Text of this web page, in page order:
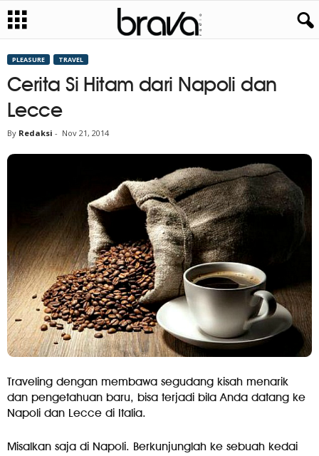
PLEASURE TRAVEL
Cerita Si Hitam dari Napoli dan
Lecce
By Redaksi - Nov 21, 2014
Traveling dengan membawa segudang kisah menarik
dan pengetahuan baru, bisa terjadi bila Anda datang ke
Napoli dan Lecce di Italia.
Misalkan saja di Napoli. Berkunjunglah ke sebuah kedai